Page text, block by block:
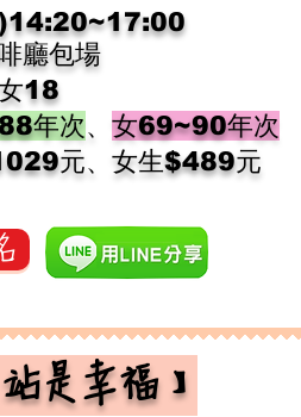
廳包場
18
年次、 女69~90年次
元、女生$489元
是幸福】